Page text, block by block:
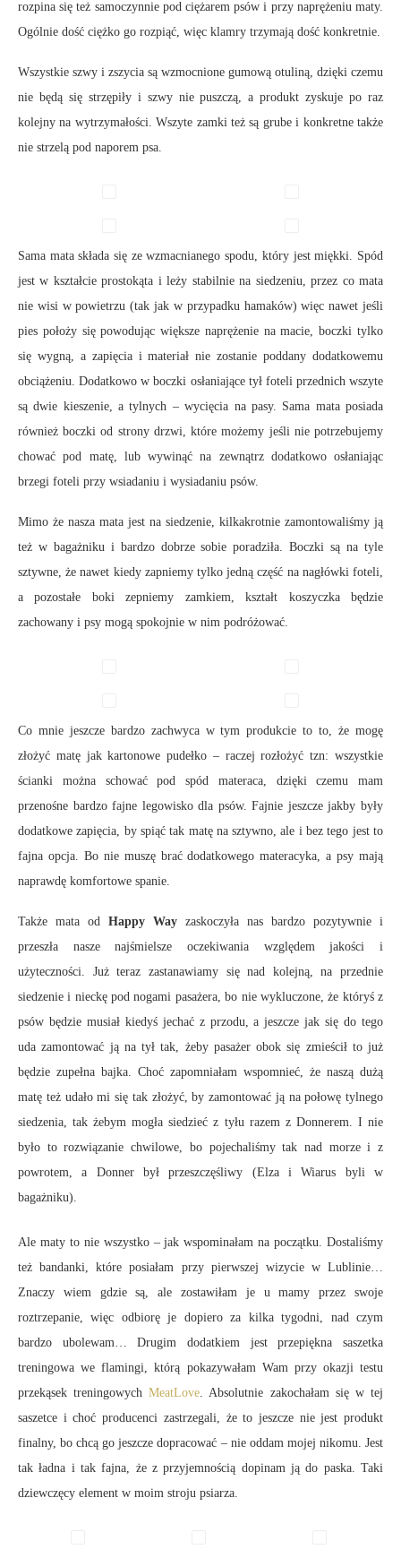
rozpina się też samoczynnie pod ciężarem psów i przy naprężeniu maty.
Ogólnie dość ciężko go rozpiąć, więc klamry trzymają dość konkretnie.
Wszystkie szwy i zszycia są wzmocnione gumową otuliną, dzięki czemu
nie będą się strzępiły i szwy nie puszczą, a produkt zyskuje po raz
kolejny na wytrzymałości. Wszyte zamki też są grube i konkretne także
nie strzelą pod naporem psa.
Sama mata składa się ze wzmacnianego spodu, który jest miękki. Spód
jest w kształcie prostokąta i leży stabilnie na siedzeniu, przez co mata
nie wisi w powietrzu (tak jak w przypadku hamaków) więc nawet jeśli
pies położy się powodując większe naprężenie na macie, boczki tylko
się wygną, a zapięcia i materiał nie zostanie poddany dodatkowemu
obciążeniu. Dodatkowo w boczki osłaniające tył foteli przednich wszyte
są dwie kieszenie, a tylnych – wycięcia na pasy. Sama mata posiada
również boczki od strony drzwi, które możemy jeśli nie potrzebujemy
chować pod matę, lub wywinąć na zewnątrz dodatkowo osłaniając
brzegi foteli przy wsiadaniu i wysiadaniu psów.
Mimo że nasza mata jest na siedzenie, kilkakrotnie zamontowaliśmy ją
też w bagażniku i bardzo dobrze sobie poradziła. Boczki są na tyle
sztywne, że nawet kiedy zapniemy tylko jedną część na nagłówki foteli,
a pozostałe boki zepniemy zamkiem, kształt koszyczka będzie
zachowany i psy mogą spokojnie w nim podróżować.
Co mnie jeszcze bardzo zachwyca w tym produkcie to to, że mogę
złożyć matę jak kartonowe pudełko – raczej rozłożyć tzn: wszystkie
ścianki można schować pod spód materaca, dzięki czemu mam
przenośne bardzo fajne legowisko dla psów. Fajnie jeszcze jakby były
dodatkowe zapięcia, by spiąć tak matę na sztywno, ale i bez tego jest to
fajna opcja. Bo nie muszę brać dodatkowego materacyka, a psy mają
naprawdę komfortowe spanie.
Także mata od Happy Way zaskoczyła nas bardzo pozytywnie i
przeszła nasze najśmielsze oczekiwania względem jakości i
użyteczności. Już teraz zastanawiamy się nad kolejną, na przednie
siedzenie i nieckę pod nogami pasażera, bo nie wykluczone, że któryś z
psów będzie musiał kiedyś jechać z przodu, a jeszcze jak się do tego
uda zamontować ją na tył tak, żeby pasażer obok się zmieścił to już
będzie zupełna bajka. Choć zapomniałam wspomnieć, że naszą dużą
matę też udało mi się tak złożyć, by zamontować ją na połowę tylnego
siedzenia, tak żebym mogła siedzieć z tyłu razem z Donnerem. I nie
było to rozwiązanie chwilowe, bo pojechaliśmy tak nad morze i z
powrotem, a Donner był przeszczęśliwy (Elza i Wiarus byli w
bagażniku).
Ale maty to nie wszystko – jak wspominałam na początku. Dostaliśmy
też bandanki, które posiałam przy pierwszej wizycie w Lublinie…
Znaczy wiem gdzie są, ale zostawiłam je u mamy przez swoje
roztrzepanie, więc odbiorę je dopiero za kilka tygodni, nad czym
bardzo ubolewam… Drugim dodatkiem jest przepiękna saszetka
treningowa we flamingi, którą pokazywałam Wam przy okazji testu
przekąsek treningowychMeatLove . Absolutnie zakochałam się w tej
saszetce i choć producenci zastrzegali, że to jeszcze nie jest produkt
finalny, bo chcą go jeszcze dopracować – nie oddam mojej nikomu. Jest
tak ładna i tak fajna, że z przyjemnością dopinam ją do paska. Taki
dziewczęcy element w moim stroju psiarza.